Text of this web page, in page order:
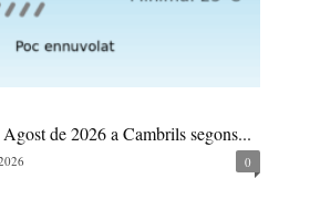
de 2026 a Cambrils segons...
0